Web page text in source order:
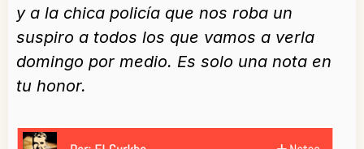
y a la chica policía que nos roba un
suspiro a todos los que vamos a verla
domingo por medio. Es solo una nota en
tu honor.